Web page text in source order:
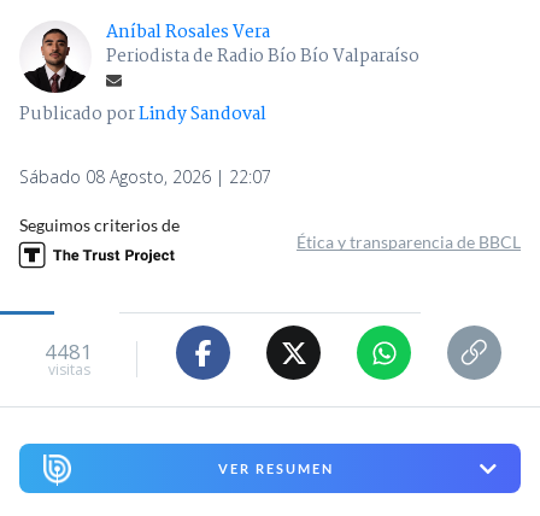
Aníbal Rosales Vera
Periodista de Radio Bío Bío Valparaíso
Publicado porLindy Sandoval
Sábado 08 Agosto, 2026 | 22:07
Seguimos criterios de
Ética y transparencia de BBCL
4481
visitas
VER RESUMEN